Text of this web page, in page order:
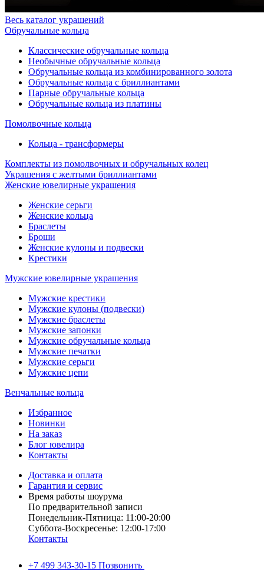
Весь каталог украшений
Обручальные кольца
Классические обручальные кольца
Необычные обручальные кольца
Обручальные кольца из комбинированного золота
Обручальные кольца с бриллиантами
Парные обручальные кольца
Обручальные кольца из платины
Помолвочные кольца
Кольца - трансформеры
Комплекты из помолвочных и обручальных колец
Украшения с желтыми бриллиантами
Женские ювелирные украшения
Женские серьги
Женские кольца
Браслеты
Броши
Женские кулоны и подвески
Крестики
Мужские ювелирные украшения
Мужские крестики
Мужские кулоны (подвески)
Мужские браслеты
Мужские запонки
Мужские обручальные кольца
Мужские печатки
Мужские серьги
Мужские цепи
Венчальные кольца
Избранное
Новинки
На заказ
Блог ювелира
Контакты
Доставка и оплата
Гарантия и сервис
Время работы шоурума
По предварительной записи
Понедельник-Пятница: 11:00-20:00
Суббота-Bоcкресенье: 12:00-17:00
Контакты
+7 499 343-30-15 Позвонить